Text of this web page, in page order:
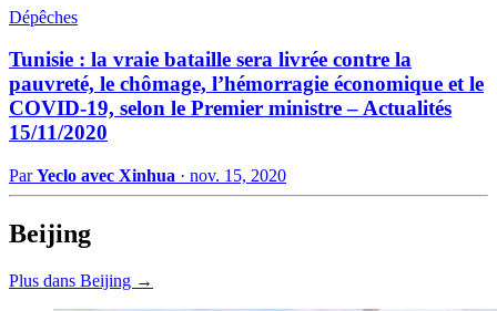
Dépêches
Tunisie : la vraie bataille sera livrée contre la
pauvreté, le chômage, l’hémorragie économique et le
COVID-19, selon le Premier ministre – Actualités
15/11/2020
ParYeclo avec Xinhua · nov. 15, 2020
Beijing
Plus dans Beijing →